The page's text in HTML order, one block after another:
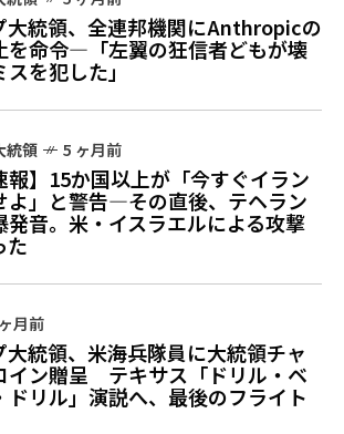
大統領、全連邦機関にAnthropicの
を命令—「左翼の狂信者どもが壊
を犯した」
統領 5 ヶ月前
報】15か国以上が「今すぐイラン
よ」と警告—その直後、テヘラン
発音。米・イスラエルによる攻撃
た
月前
大統領、米海兵隊員に大統領チャ
イン贈呈 テキサス「ドリル・ベ
ドリル」演説へ、最後のフライト